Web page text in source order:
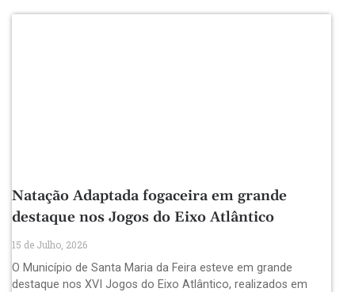
Natação Adaptada fogaceira em grande
destaque nos Jogos do Eixo Atlântico
15 de Julho, 2026
O Município de Santa Maria da Feira esteve em grande
destaque nos XVI Jogos do Eixo Atlântico, realizados em